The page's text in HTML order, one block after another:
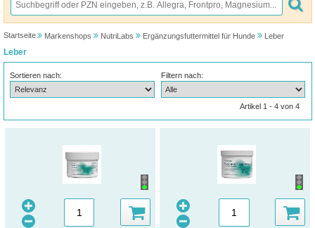
Startseite Markenshops NutriLabs Ergänzungsfuttermittel für Hunde Leber
Leber
Sortieren nach: Filtern nach:
Artikel 1 - 4 von 4